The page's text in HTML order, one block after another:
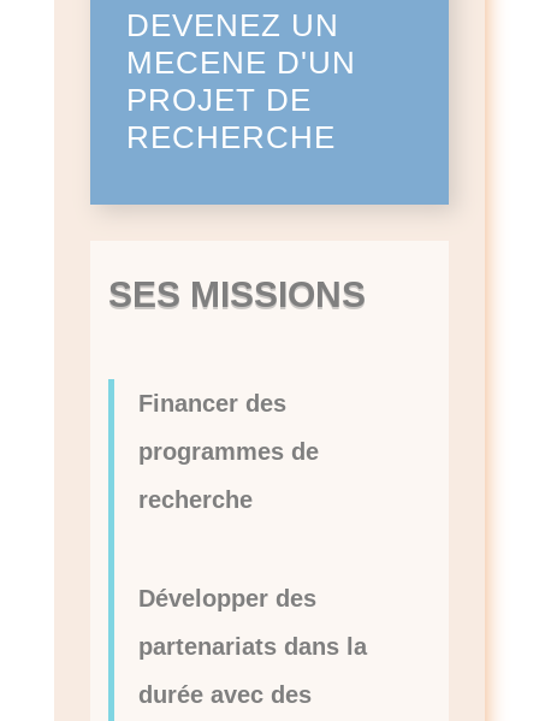
DEVENEZ UN
MECENE D'UN
PROJET DE
RECHERCHE
SES MISSIONS
Financer des
programmes de
recherche
Développer des
partenariats dans la
durée avec des